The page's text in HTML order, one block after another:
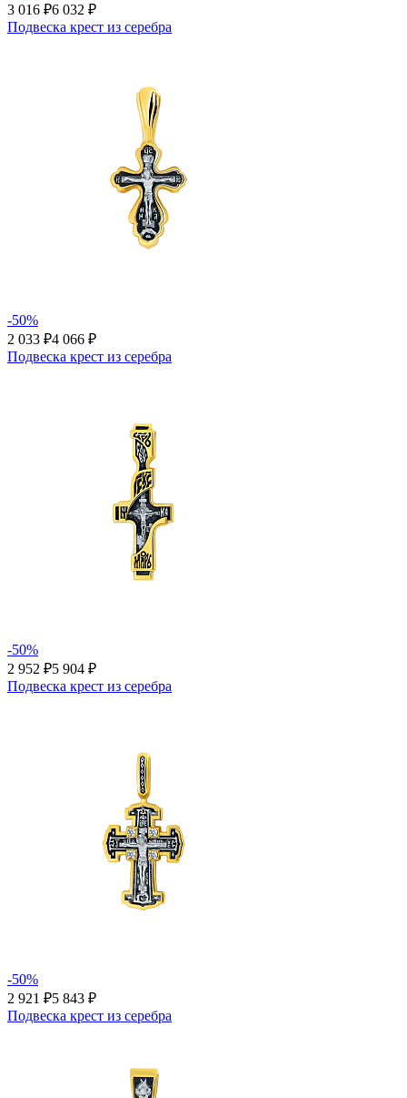
3 016 ₽6 032 ₽
Подвеска крест из серебра
-50%
2 033 ₽4 066 ₽
Подвеска крест из серебра
-50%
2 952 ₽5 904 ₽
Подвеска крест из серебра
-50%
2 921 ₽5 843 ₽
Подвеска крест из серебра